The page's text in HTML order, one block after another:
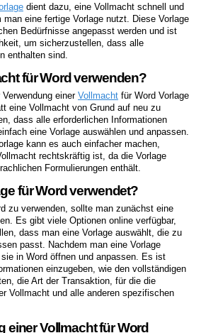
dient dazu, eine Vollmacht schnell und
eine fertige Vorlage nutzt. Diese Vorlage
Bedürfnisse angepasst werden und ist
um sicherzustellen, dass alle
enthalten sind.
für Word verwenden?
einer Vollmacht für Word Vorlage
eine Vollmacht von Grund auf neu zu
dass alle erforderlichen Informationen
eine Vorlage auswählen und anpassen.
kann es auch einfacher machen,
rechtskräftig ist, da die Vorlage
Formulierungen enthält.
für Word verwendet?
zu verwenden, sollte man zunächst eine
Es gibt viele Optionen online verfügbar,
dass man eine Vorlage auswählt, die zu
passt. Nachdem man eine Vorlage
in Word öffnen und anpassen. Es ist
einzugeben, wie den vollständigen
die Art der Transaktion, für die die
Vollmacht und alle anderen spezifischen
einer Vollmacht für Word